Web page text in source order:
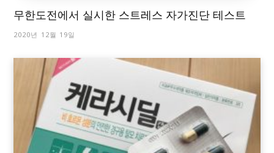
무한도전에서 실시한 스트레스 자가진단 테스트
2020년 12월 19일